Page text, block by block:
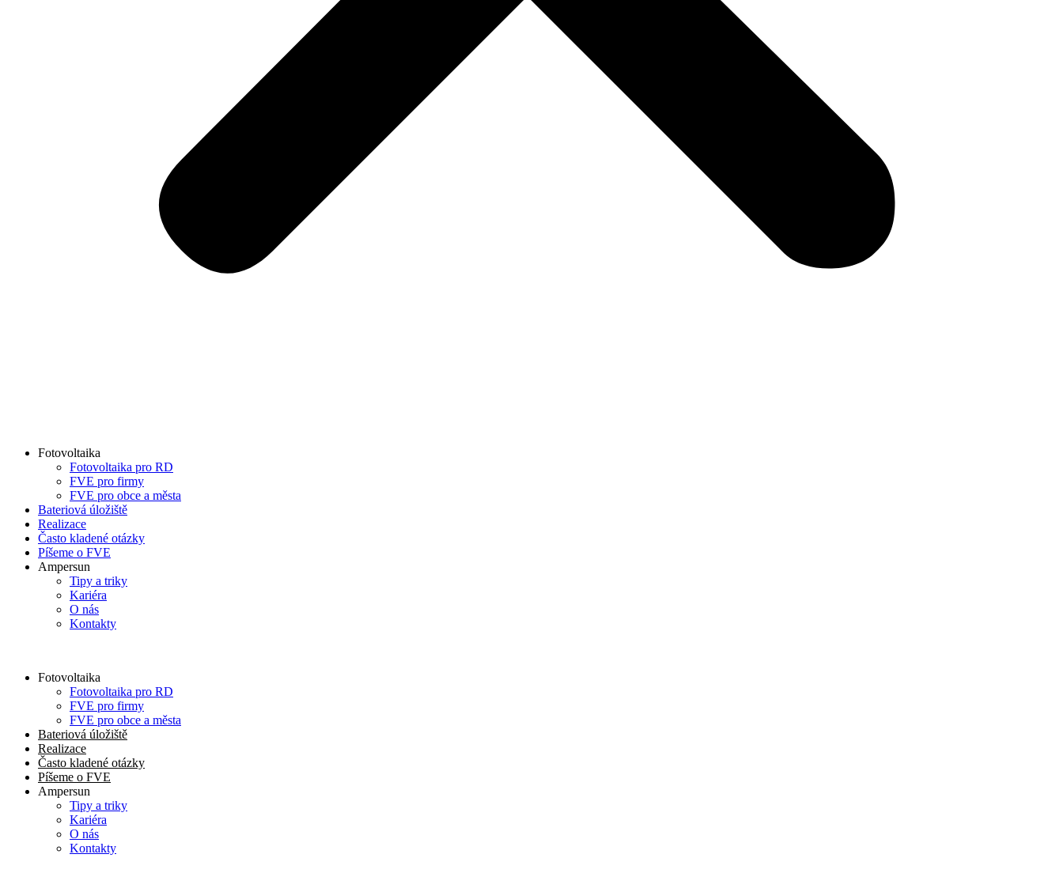
Fotovoltaika
Fotovoltaika pro RD
FVE pro firmy
FVE pro obce a města
Bateriová úložiště
Realizace
Často kladené otázky
Píšeme o FVE
Ampersun
Tipy a triky
Kariéra
O nás
Kontakty
Fotovoltaika
Fotovoltaika pro RD
FVE pro firmy
FVE pro obce a města
Bateriová úložiště
Realizace
Často kladené otázky
Píšeme o FVE
Ampersun
Tipy a triky
Kariéra
O nás
Kontakty